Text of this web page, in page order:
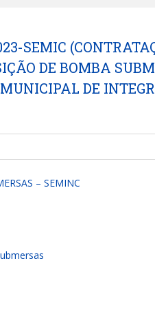
SEMIC
DE BOMBA
DE
– SEMINC